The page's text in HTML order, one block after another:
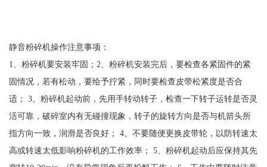
静音粉碎机操作注意事项：
1、粉碎机要安装牢固；2、粉碎机安装完后，要检查各紧固件的紧
固情况，若有松动，要给予拧紧，同时要检查皮带松紧度是否合
适； 3、粉碎机起动前，先用手转动转子，检查一下转子运转是否灵
活可靠，破碎室内有无碰撞现象，转子的旋转方向是否与机箭头所
指方向一致，润滑是否良好； 4、不要随便更换皮带轮，以防转速太
高或转速太低影响粉碎机的工作效率； 5、粉碎机起动后应保持其先